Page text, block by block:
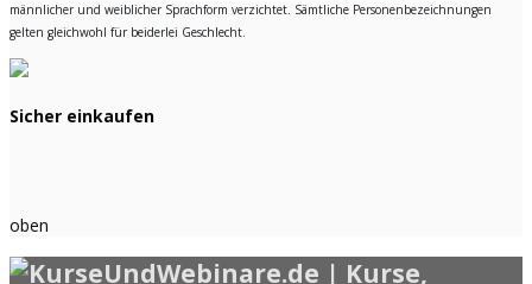
männlicher und weiblicher Sprachform verzichtet. Sämtliche Personenbezeichnungen
gelten gleichwohl für beiderlei Geschlecht.
Sicher einkaufen
oben